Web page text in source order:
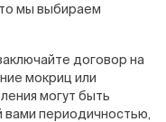
мы выбираем
договор на
мокриц или
могут быть
вами периодичностью,